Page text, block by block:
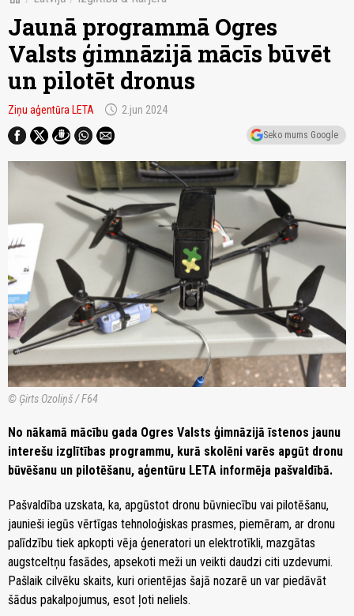
Jaunā programmā Ogres
Valsts ģimnāzijā mācīs būvēt
un pilotēt dronus
Ziņu aģentūra LETA schedule 2.jun 2024
Seko mums Google
© Ģirts Ozoliņš / F64
No nākamā mācību gada Ogres Valsts ģimnāzijā īstenos jaunu
interešu izglītības programmu, kurā skolēni varēs apgūt dronu
būvēšanu un pilotēšanu, aģentūru LETA informēja pašvaldībā.
Pašvaldība uzskata, ka, apgūstot dronu būvniecību vai pilotēšanu,
jaunieši iegūs vērtīgas tehnoloģiskas prasmes, piemēram, ar dronu
palīdzību tiek apkopti vēja ģeneratori un elektrotīkli, mazgātas
augstceltņu fasādes, apsekoti meži un veikti daudzi citi uzdevumi.
Pašlaik cilvēku skaits, kuri orientējas šajā nozarē un var piedāvāt
šādus pakalpojumus, esot ļoti neliels.